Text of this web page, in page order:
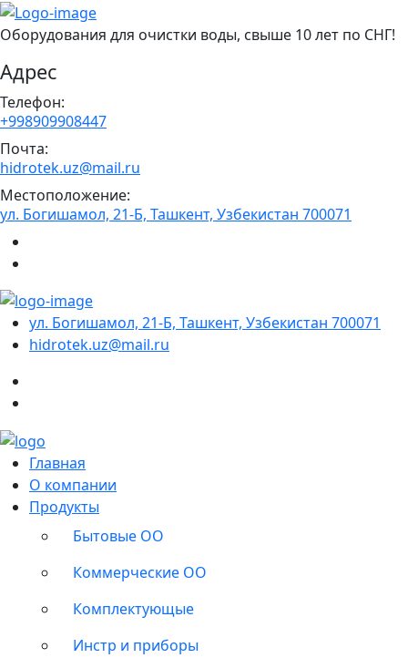
Оборудования для очистки воды, свыше 10 лет по СНГ!
Адрес
Телефон:
+998909908447
Почта:
hidrotek.uz@mail.ru
Местоположение:
ул. Богишамол, 21-Б, Ташкент, Узбекистан 700071
ул. Богишамол, 21-Б, Ташкент, Узбекистан 700071
hidrotek.uz@mail.ru
Главная
О компании
Продукты
Бытовые ОО
Коммерческие ОО
Комплектующые
Инстр и приборы